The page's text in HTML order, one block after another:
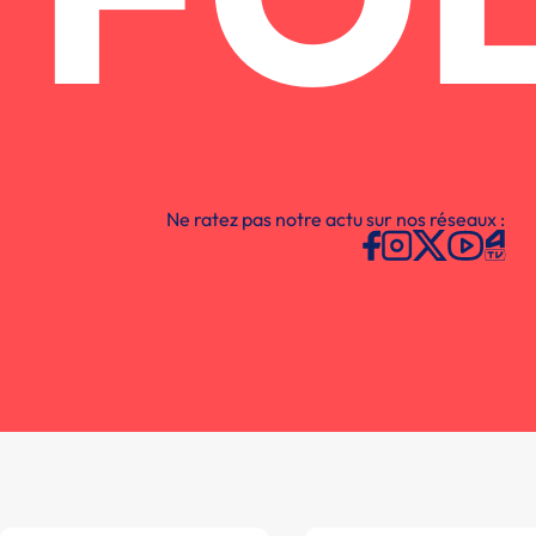
Ne ratez pas notre actu sur nos réseaux :